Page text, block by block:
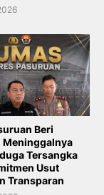
Beri
Tersangka
Usut
Transparan